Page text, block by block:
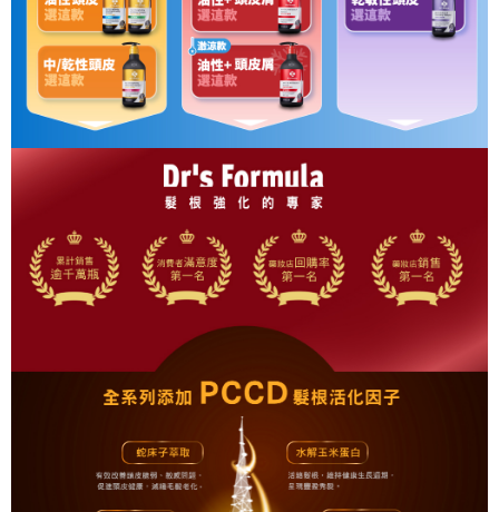
用戶於交易時，得透過本服務購買商品或服務，並由商店將買賣／分期付款
買賣價金債權讓與本公司後，依約使用本公司帳單繳交帳款。
2.基於同意付款使用「大哥付你分期」之契約關係目的，商店將以您的個人
資料（包含姓名、電話或地址）提供予台灣大哥大進項蒐集、處理及利用，
由本公司與您本人進行分期帳單所需資料之確認、核對及更正。
3.完整用戶服務條款，請詳閱以下連結：https://oppay.tw/userRule
購買商品的店家。未經商家同意取消之訂單仍視為有效，需透過AFTEE先享
後付繳納相關費用。
※ 交易是否成功請以「AFTEE先享後付 」之結帳頁面顯示為準，若有關於
是否繳費成功／繳費後需取消欲退款等相關疑問，請聯繫「AFTEE先享後付
客戶支援中心」 https://netprotections.freshdesk.com/support/home
【注意事項】
１．透過由恩沛科技股份有限公司提供之「AFTEE先享後付」服務完成之交
易，需依本服務之必要範圍內提供個人資料，並將交易相關給付款項請求債
權轉讓予恩沛科技股份有限公司。
２．關於個人資料處理事宜，請瀏覽以下網址：
https://aftee.tw/terms/#terms3
３．未成年的使用者請事先徵得法定代理人或監護人之同意方可使用
「AFTEE先享後付」，若未經同意申辦者引起之損失，本公司不負相關責
任。
時審查核予不同之上限額度；若仍有額度不足之情形，本公司將視審查結果
請求用戶進行身份認證。
５．嚴禁一人註冊多個帳號或使用他人資訊註冊。若發現惡意使用之情形，
恩沛科技股份有限公司將有權停止該用戶之使用額度並採取法律行動。
付款後全家取貨
每筆NT$90，滿NT$1,000(含以上)免運費
萊爾富取貨付款
每筆NT$90，滿NT$1,000(含以上)免運費
每筆NT$90，滿NT$1,000(含以上)免運費
7-11取貨付款
每筆NT$90，滿NT$1,000(含以上)免運費
付款後7-11取貨
每筆NT$90，滿NT$1,000(含以上)免運費
宅配
每筆NT$90，滿NT$1,000(含以上)免運費
每筆NT$90，滿NT$1,000(含以上)免運費